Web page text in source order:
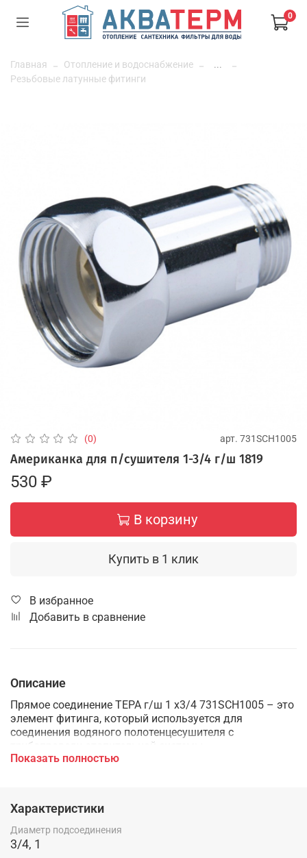
0
Главная Отопление и водоснабжение
...
Резьбовые латунные фитинги
(0) арт. 731SCH1005
Американка для п/сушителя 1-3/4 г/ш 1819
530 ₽
В корзину
Купить в 1 клик
В избранное
Добавить в сравнение
Описание
Прямое соединение ТЕРА г/ш 1 х3/4 731SCH1005 – это
элемент фитинга, который используется для
соединения водяного полотенцесушителя с
трубопроводу отопительной системы.
Показать полностью
Характеристики
Диаметр подсоединения
3/4, 1